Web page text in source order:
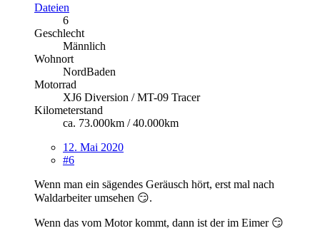
Dateien
6
Geschlecht
Männlich
Wohnort
NordBaden
Motorrad
XJ6 Diversion / MT-09 Tracer
Kilometerstand
ca. 73.000km / 40.000km
12. Mai 2020
#6
Wenn man ein sägendes Geräusch hört, erst mal nach
Waldarbeiter umsehen 😏.
Wenn das vom Motor kommt, dann ist der im Eimer 😏